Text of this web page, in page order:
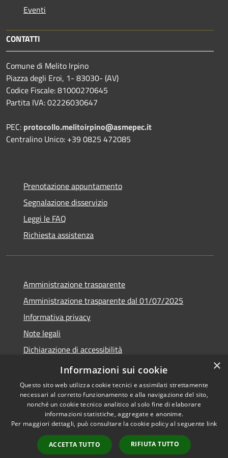
Eventi
CONTATTI
Comune di Melito Irpino
Piazza degli Eroi, 1- 83030- (AV)
Codice Fiscale: 81000270645
Partita IVA: 02226030647
PEC: protocollo.melitoirpino@asmepec.it
Centralino Unico: +39 0825 472085
Prenotazione appuntamento
Segnalazione disservizio
Leggi le FAQ
Richiesta assistenza
Amministrazione trasparente
Amministrazione trasparente dal 01/07/2025
Informativa privacy
Note legali
Dichiarazione di accessibilità
Whistleblowing
Accessibilità
Copyright © 2026 • Comune di
Melito Irpino • Powered by
Municipium•
Accesso
redazione
×
Informazioni sui cookie
Questo sito web utilizza cookie tecnici e assimilati strettamente
necessari al corretto funzionamento e alla navigazione del sito,
nonché un cookie tecnico analitico al solo fine di elaborare
informazioni statistiche, aggregate e anonime.
Per maggiori dettagli, può consultare la cookie policy al seguente link
ACCETTA TUTTO RIFIUTA TUTTO